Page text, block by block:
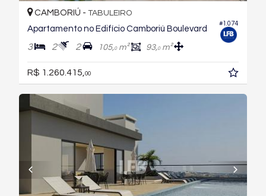
#1.074
CAMBORIÚ - TABULEIRO
Apartamento no Edifício Camboriú Boulevard
3 2 2 105,0m² 93,0m²
R$ 1.260.415, 00